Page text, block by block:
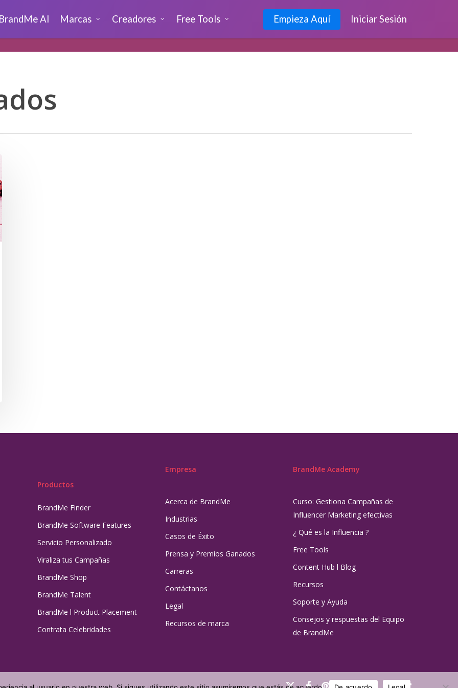
BrandMe AI Marcas Creadores Free Tools Empieza Aquí Iniciar Sesión
Productos
BrandMe Finder
BrandMe Software Features
Servicio Personalizado
Viraliza tus Campañas
BrandMe Shop
BrandMe Talent
BrandMe l Product Placement
Contrata Celebridades
Empresa
Acerca de BrandMe
Industrias
Casos de Éxito
Prensa y Premios Ganados
Carreras
Contáctanos
Legal
Recursos de marca
BrandMe Academy
Curso: Gestiona Campañas de
Influencer Marketing efectivas
¿ Qué es la Influencia ?
Free Tools
Content Hub l Blog
Recursos
Soporte y Ayuda
Consejos y respuestas del Equipo
de BrandMe
x- facebookpinterestlinkedinyoutube instagram
tiktok